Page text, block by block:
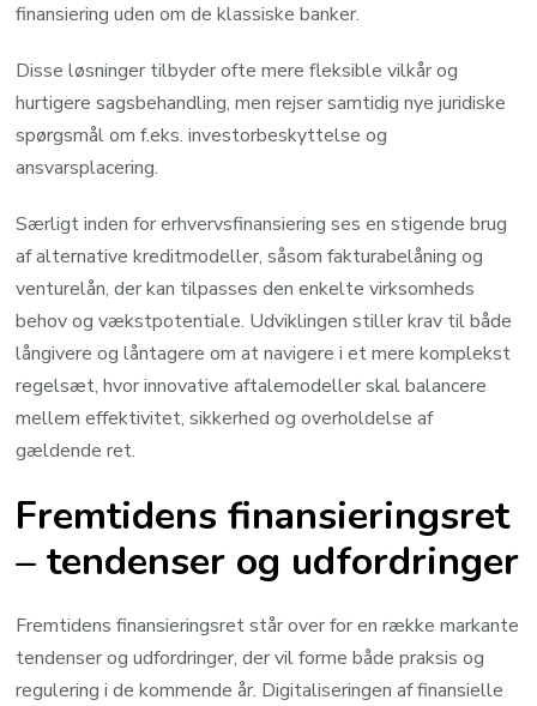
finansiering uden om de klassiske banker.
Disse løsninger tilbyder ofte mere fleksible vilkår og
hurtigere sagsbehandling, men rejser samtidig nye juridiske
spørgsmål om f.eks. investorbeskyttelse og
ansvarsplacering.
Særligt inden for erhvervsfinansiering ses en stigende brug
af alternative kreditmodeller, såsom fakturabelåning og
venturelån, der kan tilpasses den enkelte virksomheds
behov og vækstpotentiale. Udviklingen stiller krav til både
långivere og låntagere om at navigere i et mere komplekst
regelsæt, hvor innovative aftalemodeller skal balancere
mellem effektivitet, sikkerhed og overholdelse af
gældende ret.
Fremtidens finansieringsret
– tendenser og udfordringer
Fremtidens finansieringsret står over for en række markante
tendenser og udfordringer, der vil forme både praksis og
regulering i de kommende år. Digitaliseringen af finansielle